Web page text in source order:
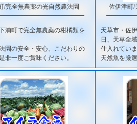
/完全無農薬の光自然農法園
浦町で完全無農薬の柑橘類を
園の安全・安心、こだわりの
非一度ご賞味ください。
佐伊津町/
天草市・佐
日、天草全
仕入れてい
天然魚を厳